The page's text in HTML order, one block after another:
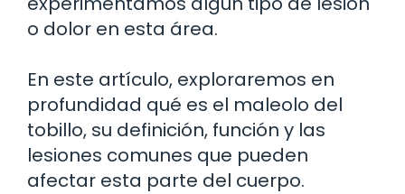
o dolor en esta área.
En este artículo, exploraremos en
profundidad qué es el maleolo del
tobillo, su definición, función y las
lesiones comunes que pueden
afectar esta parte del cuerpo.